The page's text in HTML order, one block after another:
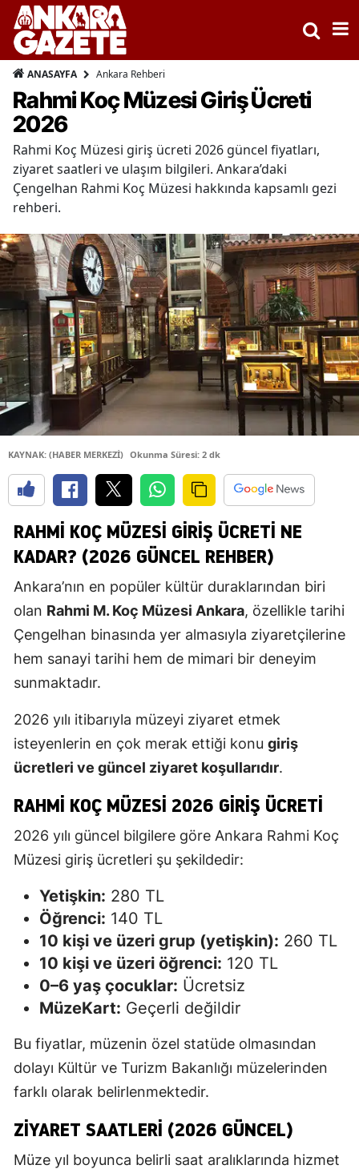
ANASAYFA Ankara Rehberi
Rahmi Koç Müzesi Giriş Ücreti
2026
Rahmi Koç Müzesi giriş ücreti 2026 güncel fiyatları,
ziyaret saatleri ve ulaşım bilgileri. Ankara’daki
Çengelhan Rahmi Koç Müzesi hakkında kapsamlı gezi
rehberi.
KAYNAK: (HABER MERKEZİ) Okunma Süresi: 2 dk
RAHMI KOÇ MÜZESI GIRIŞ ÜCRETI NE
KADAR? (2026 GÜNCEL REHBER)
Ankara’nın en popüler kültür duraklarından biri
olan Rahmi M. Koç Müzesi Ankara, özellikle tarihi
Çengelhan binasında yer almasıyla ziyaretçilerine
hem sanayi tarihi hem de mimari bir deneyim
sunmaktadır.
2026 yılı itibarıyla müzeyi ziyaret etmek
isteyenlerin en çok merak ettiği konu giriş
ücretleri ve güncel ziyaret koşullarıdır.
RAHMI KOÇ MÜZESI 2026 GIRIŞ ÜCRETI
2026 yılı güncel bilgilere göre Ankara Rahmi Koç
Müzesi giriş ücretleri şu şekildedir:
Yetişkin: 280 TL
Öğrenci: 140 TL
10 kişi ve üzeri grup (yetişkin): 260 TL
10 kişi ve üzeri öğrenci: 120 TL
0–6 yaş çocuklar: Ücretsiz
MüzeKart: Geçerli değildir
Bu fiyatlar, müzenin özel statüde olmasından
dolayı Kültür ve Turizm Bakanlığı müzelerinden
farklı olarak belirlenmektedir.
ZIYARET SAATLERI (2026 GÜNCEL)
Müze yıl boyunca belirli saat aralıklarında hizmet